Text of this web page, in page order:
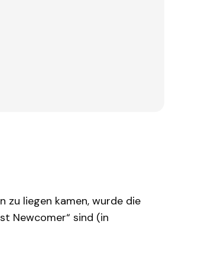
zu liegen kamen, wurde die
Newcomer“ sind (in